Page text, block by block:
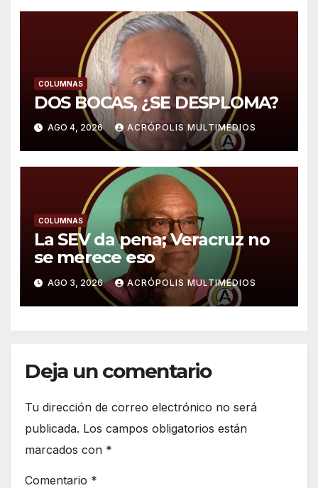
COLUMNAS
DOS BOCAS, ¿SE DESPLOMA?
AGO 4, 2026 ACRÓPOLIS MULTIMEDIOS
COLUMNAS
La SEV da pena; Veracruz no
se merece eso
AGO 3, 2026 ACRÓPOLIS MULTIMEDIOS
Deja un comentario
Tu dirección de correo electrónico no será
publicada. Los campos obligatorios están
marcados con *
Comentario *